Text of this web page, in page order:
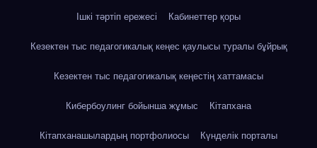
Ішкі тәртіп ережесі Кабинеттер қоры
Кезектен тыс педагогикалық кеңес қаулысы туралы бұйрық
Кезектен тыс педагогикалық кеңестің хаттамасы
Кибербоулинг бойынша жұмыс Кітапхана
Кітапханашылардың портфолиосы Күнделік порталы